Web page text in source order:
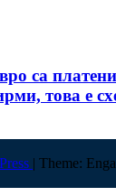
са
това е
| Theme: